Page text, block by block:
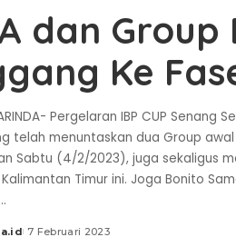
dan
Ke
Pergelaran IBP CUP
telah menuntaskan dua Group
Sabtu (4/2/2023), juga sekaligus
Timur ini. Joga Bonito
...
7 Februari 2023